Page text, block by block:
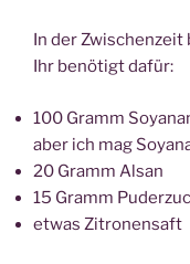
In der
Ihr benötigt dafür:
100 Gramm
aber ich mag
20 Gramm Alsan
15 Gramm
etwas Zitronensaft